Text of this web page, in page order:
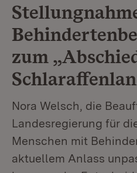
zum
Nora Welsch, die
Landesregierung für
Menschen mit
aktuellem Anlass